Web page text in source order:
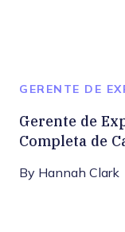
GERENTE DE
Gerente de
Completa de
By Hannah Clark